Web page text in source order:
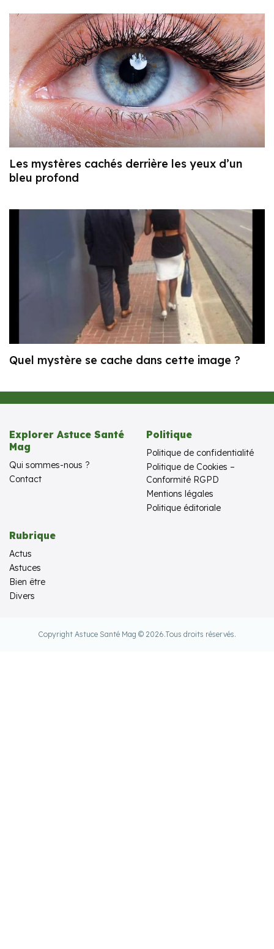
Les mystères cachés derrière les yeux d’un
bleu profond
Quel mystère se cache dans cette image ?
Explorer Astuce Santé
Mag
Qui sommes-nous ?
Contact
Politique
Politique de confidentialité
Politique de Cookies –
Conformité RGPD
Mentions légales
Politique éditoriale
Rubrique
Actus
Astuces
Bien être
Divers
Copyright Astuce Santé Mag © 2026.Tous droits réservés.